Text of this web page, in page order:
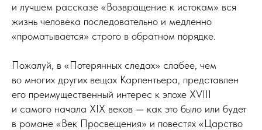
и лучшем рассказе «Возвращение к истокам» вся
жизнь человека последовательно и медленно
«проматывается» строго в обратном порядке.
Пожалуй, в «Потерянных следах» слабее, чем
во многих других вещах Карпентьера, представлен
его преимущественный интерес к эпохе ХVIII
и самого начала ХIХ веков — как это было или будет
в романе «Век Просвещения» и повестях «Царство